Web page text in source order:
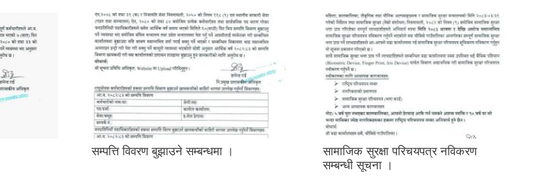
सम्पत्ति विवरण बुझाउने सम्बन्धमा ।
सामाजिक सुरक्षा परिचयपत्र नविकरण
सम्बन्धी सूचना ।